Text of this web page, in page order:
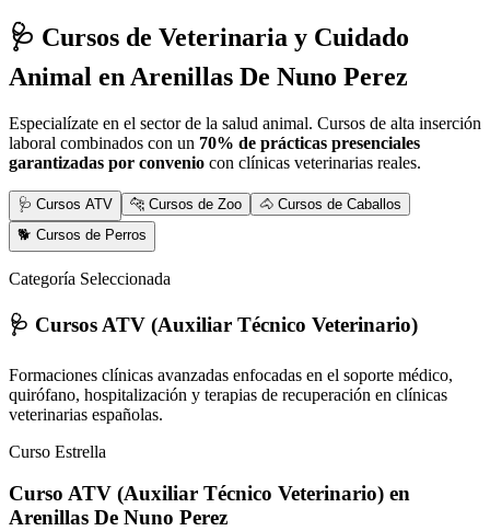
🩺 Cursos de Veterinaria y Cuidado
Animal en Arenillas De Nuno Perez
Especialízate en el sector de la salud animal. Cursos de alta inserción
laboral combinados con un 70% de prácticas presenciales
garantizadas por convenio con clínicas veterinarias reales.
🩺 Cursos ATV 🐆 Cursos de Zoo
🐴 Cursos de Caballos
🐕 Cursos de Perros
Categoría Seleccionada
🩺 Cursos ATV (Auxiliar Técnico Veterinario)
Formaciones clínicas avanzadas enfocadas en el soporte médico,
quirófano, hospitalización y terapias de recuperación en clínicas
veterinarias españolas.
Curso Estrella
Curso ATV (Auxiliar Técnico Veterinario) en
Arenillas De Nuno Perez